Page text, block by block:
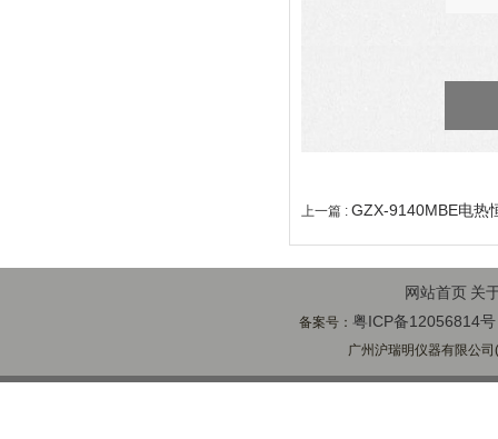
上一篇 : GZX-9140MBE电热
网站首页 关
备案号： 粤ICP备12056814号
广州沪瑞明仪器有限公